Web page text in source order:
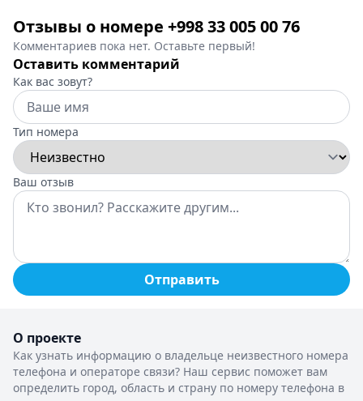
Отзывы о номере +998 33 005 00 76
Комментариев пока нет. Оставьте первый!
Оставить комментарий
Как вас зовут?
Тип номера
Ваш отзыв
Отправить
О проекте
Как узнать информацию о владельце неизвестного номера
телефона и операторе связи? Наш сервис поможет вам
определить город, область и страну по номеру телефона в